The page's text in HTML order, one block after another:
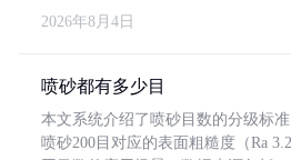
2026年8月4日
喷砂都有多少目
本文系统介绍了喷砂目数的分级标
喷砂200目对应的表面粗糙度（Ra